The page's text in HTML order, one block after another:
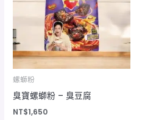
螺螄粉
臭寶螺螄粉 – 臭豆腐
NT$1,650